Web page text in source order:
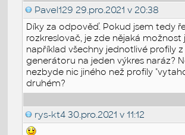
Pavel129 29.pro.2021 v 20:38
Díky za odpověď. Pokud jsem tedy
rozkreslovač, je zde nějaká
například všechny jednotlivé profily
generátoru na jeden výkres naráz?
nezbyde nic jiného než profily
druhém?
rys-kt4 30.pro.2021 v 11:12